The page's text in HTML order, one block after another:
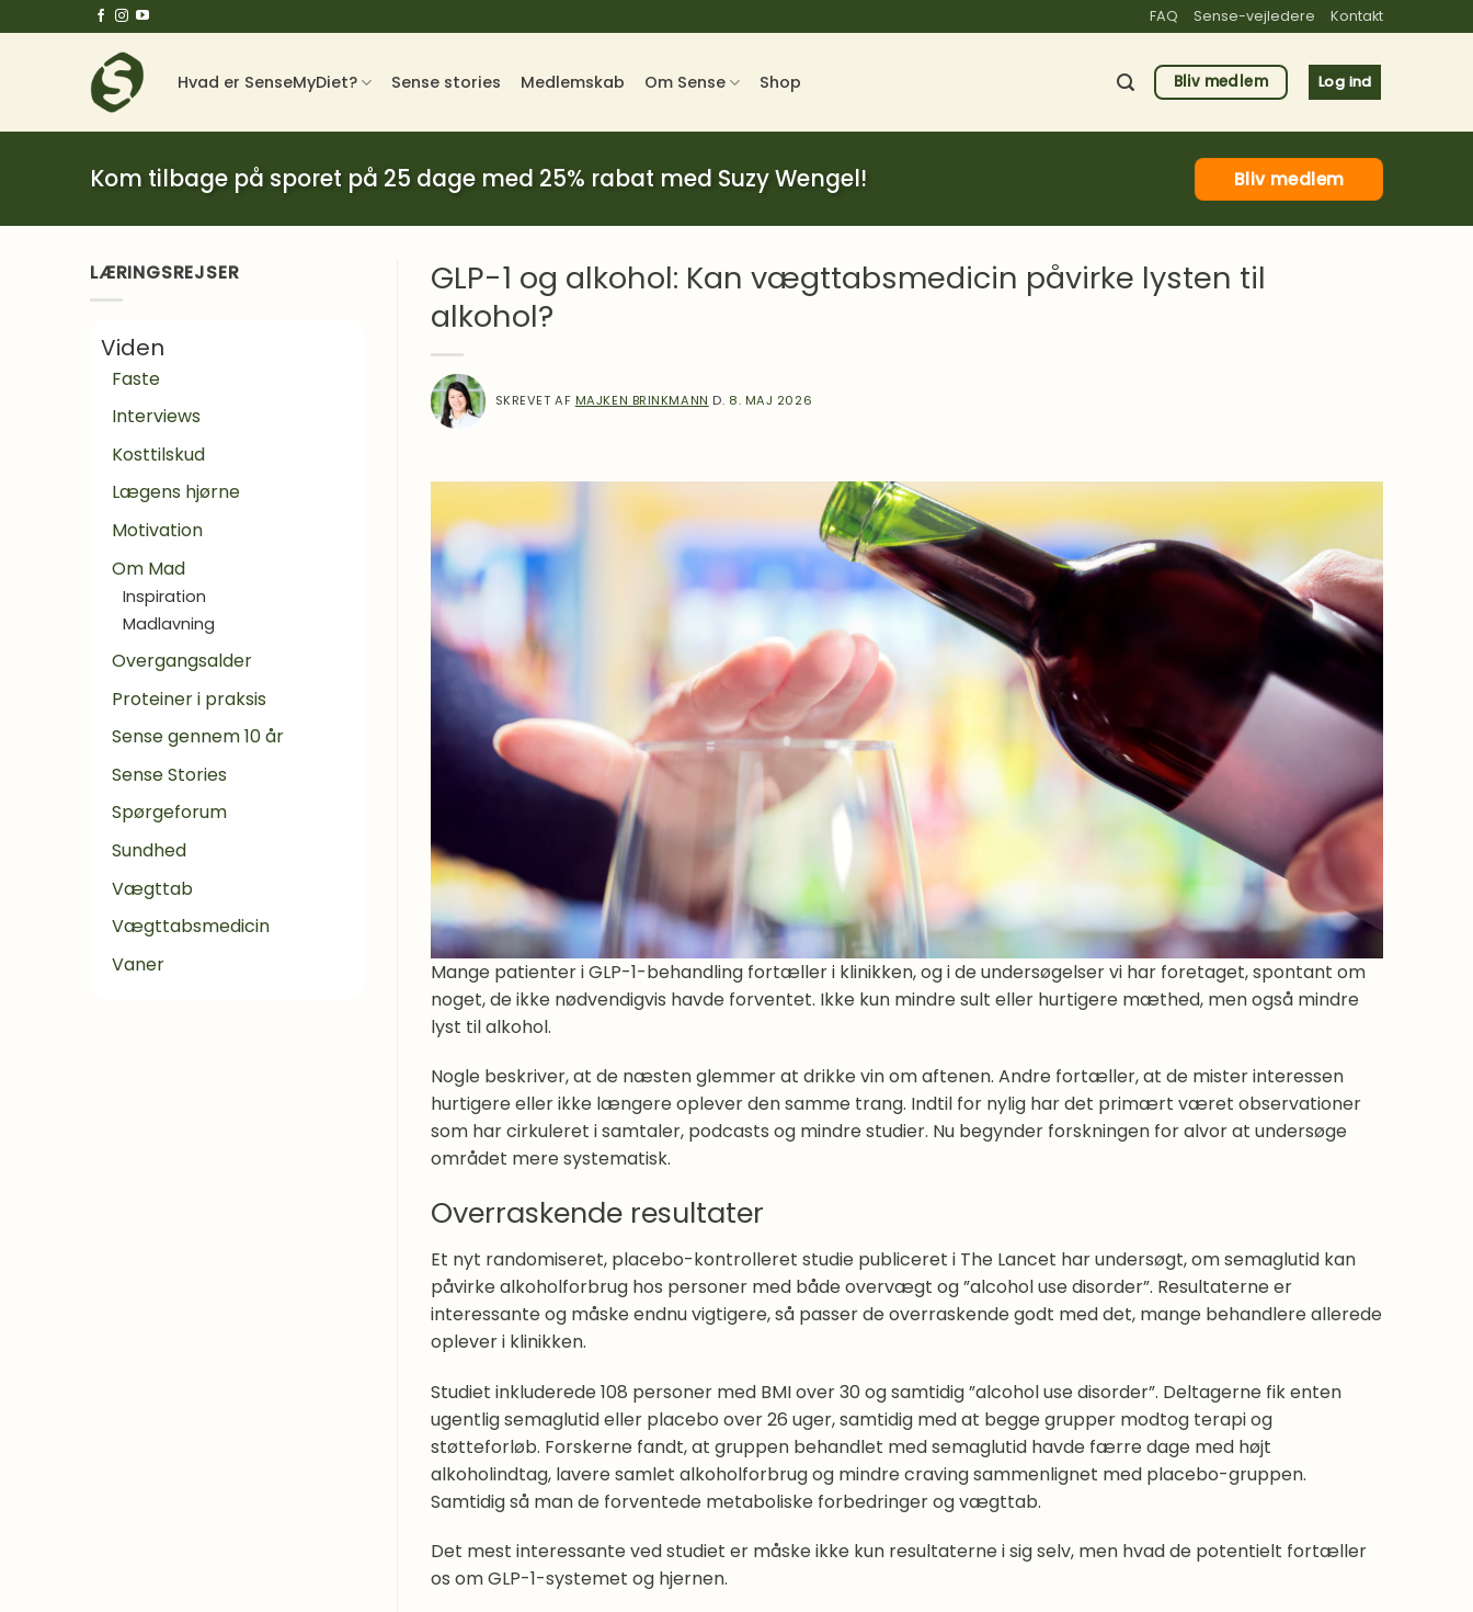
til
FAQ Sense-vejledere Kontakt
Hvad er SenseMyDiet? Sense stories Medlemskab Om Sense Shop Bliv medlem Log ind
Kom tilbage på sporet på 25 dage med 25% rabat med Suzy Wengel! Bliv medlem
LÆRINGSREJSER
Viden
Faste
Interviews
Kosttilskud
Lægens hjørne
Motivation
Om Mad
Inspiration
Madlavning
Overgangsalder
Proteiner i praksis
Sense gennem 10 år
Sense Stories
Spørgeforum
Sundhed
Vægttab
Vægttabsmedicin
Vaner
GLP-1 og alkohol: Kan vægttabsmedicin påvirke lysten til
alkohol?
SKREVET AF MAJKEN BRINKMANN D. 8. MAJ 2026
Mange patienter i GLP-1-behandling fortæller i klinikken, og i de undersøgelser vi har foretaget, spontant om
noget, de ikke nødvendigvis havde forventet. Ikke kun mindre sult eller hurtigere mæthed, men også mindre
lyst til alkohol.
Nogle beskriver, at de næsten glemmer at drikke vin om aftenen. Andre fortæller, at de mister interessen
hurtigere eller ikke længere oplever den samme trang. Indtil for nylig har det primært været observationer
som har cirkuleret i samtaler, podcasts og mindre studier. Nu begynder forskningen for alvor at undersøge
området mere systematisk.
Overraskende resultater
Et nyt randomiseret, placebo-kontrolleret studie publiceret i The Lancet har undersøgt, om semaglutid kan
påvirke alkoholforbrug hos personer med både overvægt og ”alcohol use disorder”. Resultaterne er
interessante og måske endnu vigtigere, så passer de overraskende godt med det, mange behandlere allerede
oplever i klinikken.
Studiet inkluderede 108 personer med BMI over 30 og samtidig ”alcohol use disorder”. Deltagerne fik enten
ugentlig semaglutid eller placebo over 26 uger, samtidig med at begge grupper modtog terapi og
støtteforløb. Forskerne fandt, at gruppen behandlet med semaglutid havde færre dage med højt
alkoholindtag, lavere samlet alkoholforbrug og mindre craving sammenlignet med placebo-gruppen.
Samtidig så man de forventede metaboliske forbedringer og vægttab.
Det mest interessante ved studiet er måske ikke kun resultaterne i sig selv, men hvad de potentielt fortæller
os om GLP-1-systemet og hjernen.